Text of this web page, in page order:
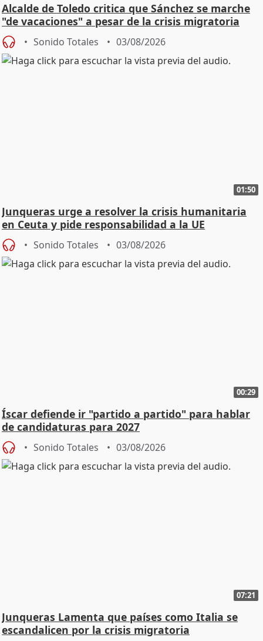
Alcalde de Toledo critica que Sánchez se marche
"de vacaciones" a pesar de la crisis migratoria
Sonido Totales 03/08/2026
01:50
Junqueras urge a resolver la crisis humanitaria
en Ceuta y pide responsabilidad a la UE
Sonido Totales 03/08/2026
00:29
Íscar defiende ir "partido a partido" para hablar
de candidaturas para 2027
Sonido Totales 03/08/2026
07:21
Junqueras Lamenta que países como Italia se
escandalicen por la crisis migratoria